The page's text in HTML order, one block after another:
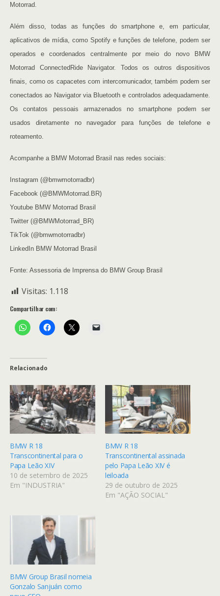
Motorrad.
Além disso, todas as funções do smartphone e, em particular,
aplicativos de mídia, como Spotify e funções de telefone, podem ser
operados e coordenados centralmente por meio do novo BMW
Motorrad ConnectedRide Navigator. Todos os outros dispositivos
finais, como os capacetes com intercomunicador, também podem ser
conectados ao Navigator via Bluetooth e controlados adequadamente.
Os contatos pessoais armazenados no smartphone podem ser
usados ​​diretamente no navegador para funções de telefone e
roteamento.
Acompanhe a BMW Motorrad Brasil nas redes sociais:
Instagram (@bmwmotorradbr)
Facebook (@BMWMotorrad.BR)
Youtube BMW Motorrad Brasil
Twitter (@BMWMotorrad_BR)
TikTok (@bmwmotorradbr)
LinkedIn BMW Motorrad Brasil
Fonte: Assessoria de Imprensa do BMW Group Brasil
Visitas: 1.118
Compartilhar com:
Relacionado
BMW R 18
Transcontinental para o
Papa Leão XIV
10 de setembro de 2025
Em "INDUSTRIA"
BMW R 18
Transcontinental assinada
pelo Papa Leão XIV é
leiloada
29 de outubro de 2025
Em "AÇÃO SOCIAL"
BMW Group Brasil nomeia
Gonzalo Sanjuán como